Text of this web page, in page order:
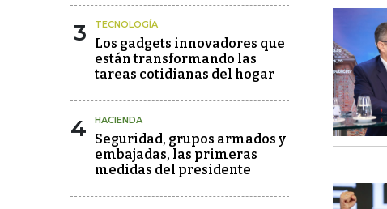
3 TECNOLOGÍA
Los gadgets innovadores que
están transformando las
tareas cotidianas del hogar
4 HACIENDA
Seguridad, grupos armados y
embajadas, las primeras
medidas del presidente